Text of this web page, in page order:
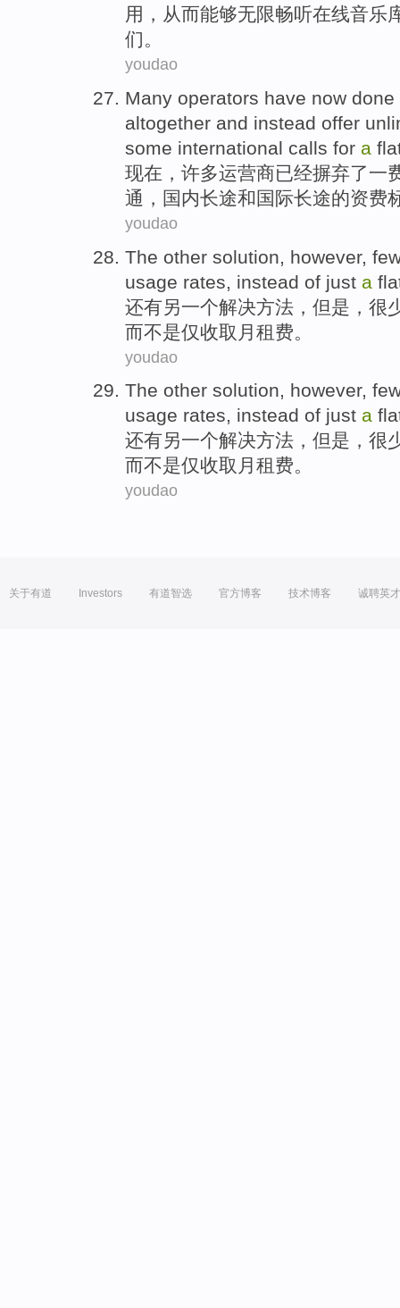
用 ，从而能够无限畅听在线音乐
们。
youdao
Many operators have now done
altogether and instead offer
some international calls for a
现在 ， 许多运营商已经摒弃了一
通 ， 国内长途和国际长途的资费
youdao
The other solution however,
usage rates
instead of just a
还有另一个解决方法 ， 但是 ， 很
而不是仅收取 月租费 。
youdao
The other solution, however,
usage rates, instead of just a
还有另一个解决方法 ， 但是 ， 很
而不是仅收取 月租费。
youdao
关于有道 Investors 有道智选 官方博客 技术博客 诚聘英才